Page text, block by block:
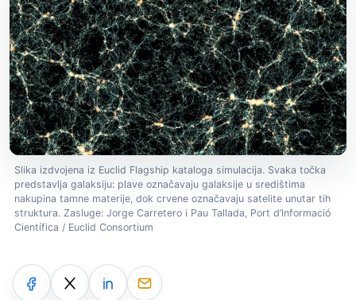
Slika izdvojena iz Euclid Flagship kataloga simulacija. Svaka točka
predstavlja galaksiju: plave označavaju galaksije u središtima
nakupina tamne materije, dok crvene označavaju satelite unutar tih
struktura. Zasluge: Jorge Carretero i Pau Tallada, Port d’Informació
Científica / Euclid Consortium